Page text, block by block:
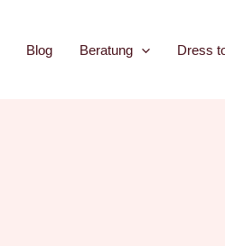
Blog Beratung Dress